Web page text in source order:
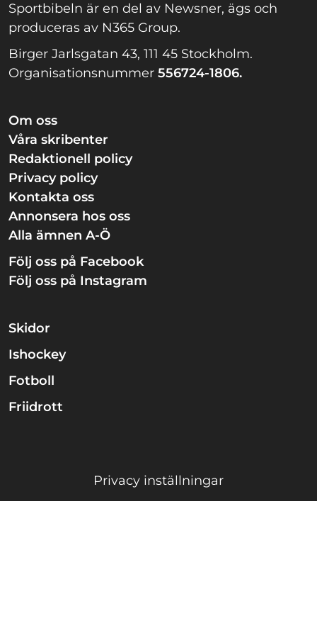
Sportbibeln är en del av Newsner, ägs och
produceras av N365 Group.
Birger Jarlsgatan 43, 111 45 Stockholm.
Organisationsnummer 556724-1806.
Om oss
Våra skribenter
Redaktionell policy
Privacy policy
Kontakta oss
Annonsera hos oss
Alla ämnen A-Ö
Följ oss på Facebook
Följ oss på Instagram
Skidor
Ishockey
Fotboll
Friidrott
Privacy inställningar